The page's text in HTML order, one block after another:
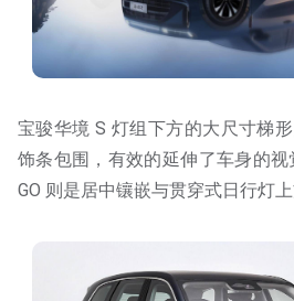
宝骏华境 S 灯组下方的大尺寸梯
饰条包围，有效的延伸了车身的
GO 则是居中镶嵌与贯穿式日行灯上